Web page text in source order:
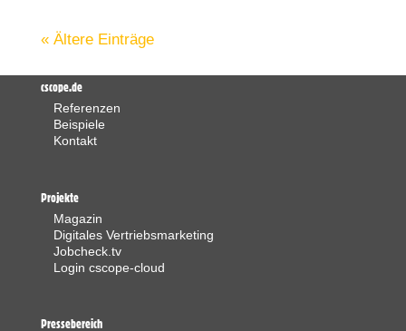
« Ältere Einträge
cscope.de
Referenzen
Beispiele
Kontakt
Projekte
Magazin
Digitales Vertriebsmarketing
Jobcheck.tv
Login cscope-cloud
Pressebereich